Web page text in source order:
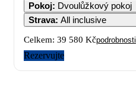
Pokoj: Dvoulůžkový pokoj
Strava: All inclusive
Celkem: 39 580 Kčpodrobnosti
Rezervujte